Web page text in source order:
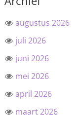
augustus 2026
juli 2026
juni 2026
mei 2026
april 2026
maart 2026